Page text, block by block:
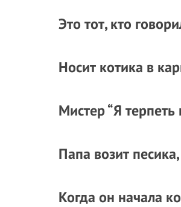
Это тот, кто
Носит котика в
Мистер “Я
Папа возит
Когда он начала